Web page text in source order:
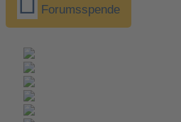
Forumsspende